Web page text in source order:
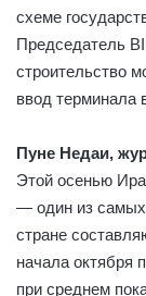
схеме
Председатель
строительство
ввод терминала
Пуне Недаи,
Этой осенью
— один из самых
стране
начала октября
при среднем